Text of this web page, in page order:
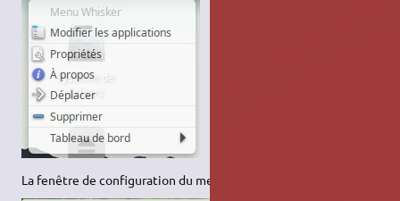
La fenêtre de configuration du menu Whisker s'affiche: